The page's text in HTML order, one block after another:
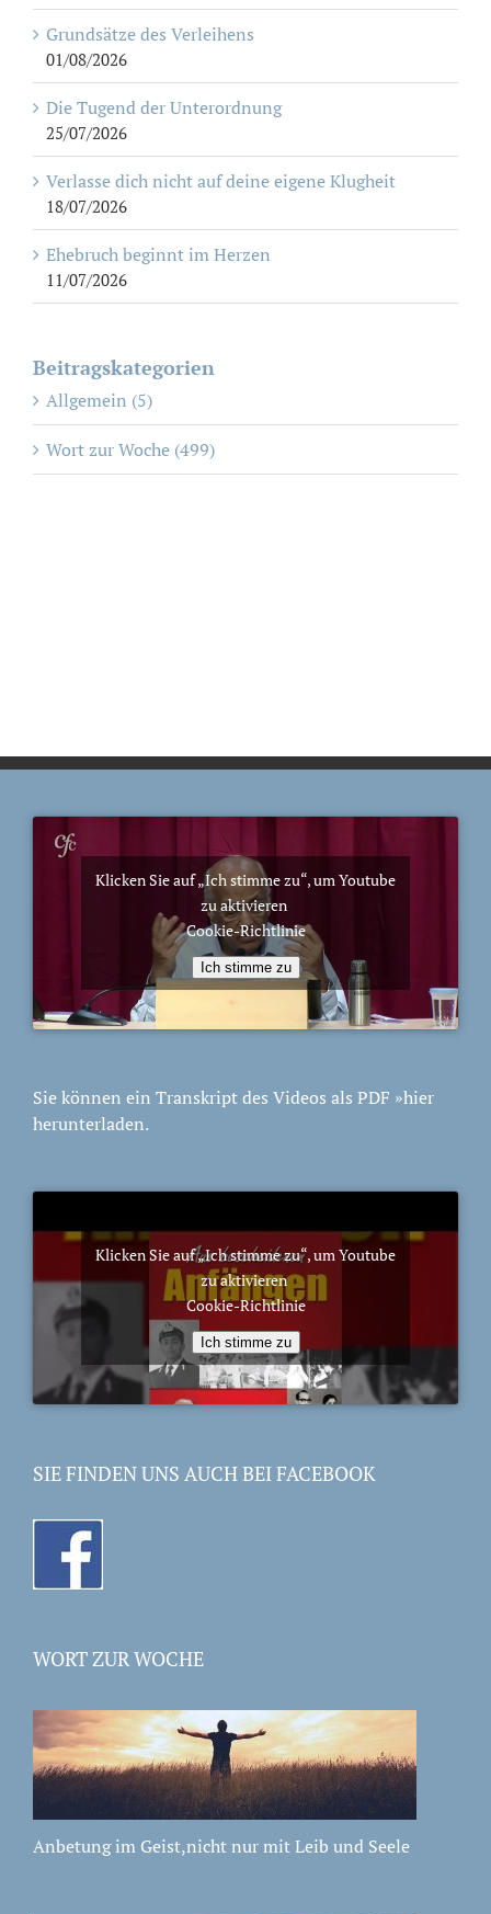
Grundsätze des Verleihens
01/08/2026
Die Tugend der Unterordnung
25/07/2026
Verlasse dich nicht auf deine eigene Klugheit
18/07/2026
Ehebruch beginnt im Herzen
11/07/2026
Beitragskategorien
Allgemein (5)
Wort zur Woche (499)
Klicken Sie auf „Ich stimme zu“, um Youtube
zu aktivieren
Cookie-Richtlinie
Ich stimme zu
Sie können ein Transkript des Videos als PDF »hier
herunterladen.
Klicken Sie auf „Ich stimme zu“, um Youtube
zu aktivieren
Cookie-Richtlinie
Ich stimme zu
SIE FINDEN UNS AUCH BEI FACEBOOK
WORT ZUR WOCHE
Anbetung im Geist,nicht nur mit Leib und Seele